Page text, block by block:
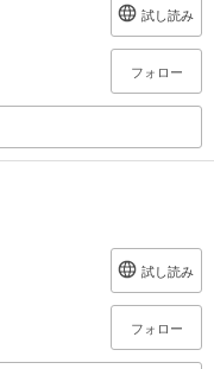
試し読み
フォロー
試し読み
フォロー